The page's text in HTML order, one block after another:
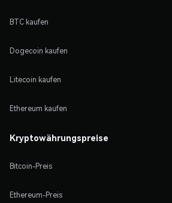
BTC kaufen
Dogecoin kaufen
Litecoin kaufen
Ethereum kaufen
Kryptowährungspreise
Bitcoin-Preis
Ethereum-Preis